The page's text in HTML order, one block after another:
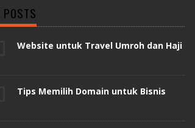
POSTS
Website untuk Travel Umroh dan Haji
Tips Memilih Domain untuk Bisnis